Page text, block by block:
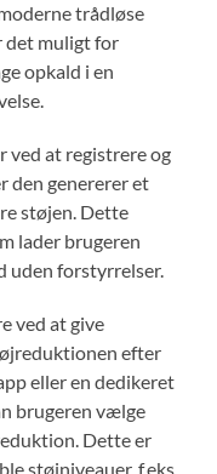
trådløse
det muligt for
opkald i en
ved at registrere og
den genererer et
støjen. Dette
lader brugeren
uden forstyrrelser.
ved at give
efter
eller en dedikeret
brugeren vælge
Dette er
støjniveauer, f.eks.